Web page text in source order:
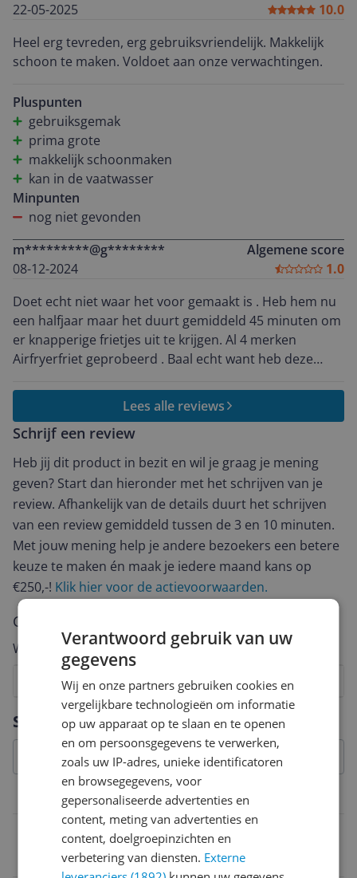
Specificaties
Belangrijkste kenmerken
Bakken
22-05-2025
10.0
Heel erg tevreden, erg gebruiksvriendelijk. Makkelijk
schoon te maken. Voldoet aan onze verwachtingen.
Pluspunten
gebruiksgemak
prima grote
makkelijk schoonmaken
kan in de vaatwasser
Minpunten
nog niet gevonden
m*********@g********
08-12-2024
Algemene score
1.0
Doet echt niet waar het voor gemaakt is . Heb hem nu
een halfjaar maar het duurt gemiddeld 45 minuten om
er knapperige frietjes uit te krijgen. Al 4 merken
Airfryerfriet geprobeerd . Baal echt want heb deze
ik een maandagochtend machine heb😭
Lees alle reviews
Schrijf een review
Heb jij dit product in bezit en wil je graag je mening
geven? Start dan hieronder met het schrijven van je
review. Afhankelijk van de details duurt het schrijven
van een review gemiddeld tussen de 3 en 10 minuten.
Met jouw mening help je andere bezoekers een betere
keuze te maken én maak je iedere maand kans op
€250,-! Klik hier voor de actievoorwaarden.
Cijfer
Welk cijfer geef jij dit product?
9
8
7
6
5
4
3
2
Vraag 1 van 4
Verantwoord gebruik van uw
gegevens
Wij en onze partners gebruiken cookies en
vergelijkbare technologieën om informatie
op uw apparaat op te slaan en te openen
en om persoonsgegevens te verwerken,
zoals uw IP-adres, unieke identificatoren
en browsegegevens, voor
gepersonaliseerde advertenties en
content, meting van advertenties en
content, doelgroepinzichten en
verbetering van diensten. Externe